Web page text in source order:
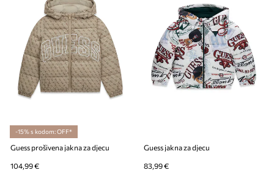
-15% s kodom: OFF*
Guess prošivena jakna za djecu
104,99 €
Guess jakna za djecu
83,99 €